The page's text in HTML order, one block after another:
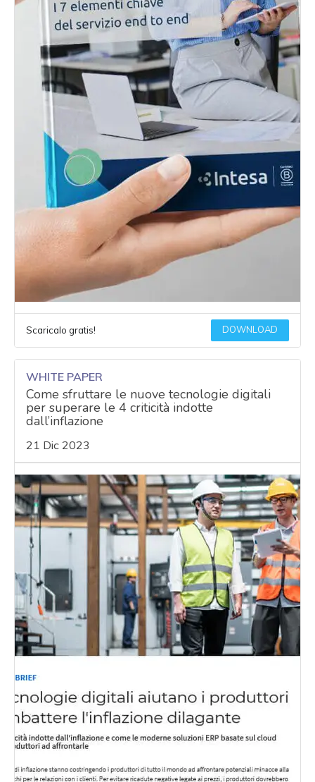
Scaricalo gratis! DOWNLOAD
WHITE PAPER
Come sfruttare le nuove tecnologie digitali
per superare le 4 criticità indotte
dall’inflazione
21 Dic 2023